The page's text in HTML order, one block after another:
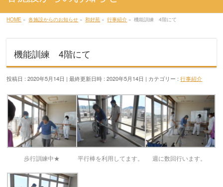
HOME » 各施設からのお知らせ » 和好苑 » 行事紹介 » 機能訓練 4階にて
機能訓練 4階にて
投稿日 : 2020年5月14日 最終更新日時 : 2020年5月14日 カテゴリー :行事紹介
歩行訓練中★ 平行棒を利用してます。 週に数回行います。